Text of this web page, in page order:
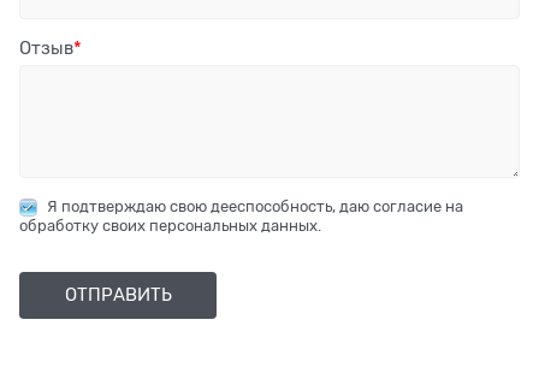
Отзыв
Я подтверждаю свою дееспособность, даю согласие на
обработку своих персональных данных.